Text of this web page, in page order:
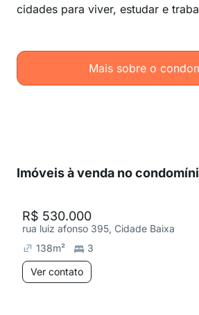
cidades para viver, estudar e
Mais sobre o
Imóveis à venda no
R$ 530.000
rua luiz afonso 395, Cidade Baixa
138m²
3
Ver contato